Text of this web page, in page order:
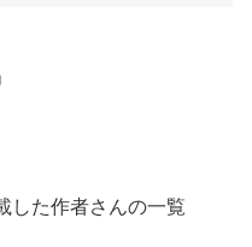
した作者さんの一覧